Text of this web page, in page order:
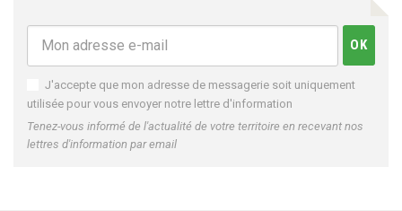
J'accepte que mon adresse de messagerie soit uniquement
utilisée pour vous envoyer notre lettre d'information
Tenez-vous informé de l'actualité de votre territoire en recevant nos
lettres d'information par email